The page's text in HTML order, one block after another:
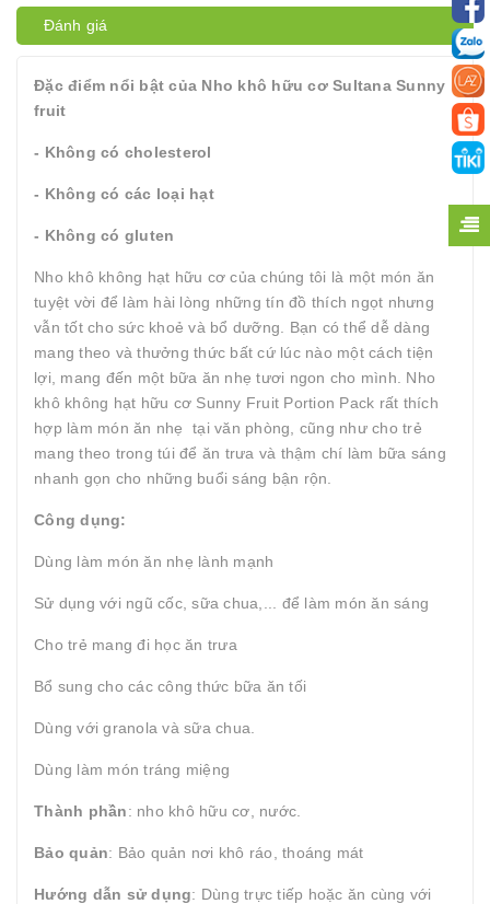
Đánh giá
Đặc điểm nổi bật của Nho khô hữu cơ Sultana Sunny
fruit
- Không có cholesterol
- Không có các loại hạt
- Không có gluten
Nho khô không hạt hữu cơ của chúng tôi là một món ăn
tuyệt vời để làm hài lòng những tín đồ thích ngọt nhưng
vẫn tốt cho sức khoẻ và bổ dưỡng. Bạn có thể dễ dàng
mang theo và thưởng thức bất cứ lúc nào một cách tiện
lợi, mang đến một bữa ăn nhẹ tươi ngon cho mình. Nho
khô không hạt hữu cơ Sunny Fruit Portion Pack rất thích
hợp làm món ăn nhẹ tại văn phòng, cũng như cho trẻ
mang theo trong túi để ăn trưa và thậm chí làm bữa sáng
nhanh gọn cho những buổi sáng bận rộn.
Công dụng:
Dùng làm món ăn nhẹ lành mạnh
Sử dụng với ngũ cốc, sữa chua,... để làm món ăn sáng
Cho trẻ mang đi học ăn trưa
Bổ sung cho các công thức bữa ăn tối
Dùng với granola và sữa chua.
Dùng làm món tráng miệng
Thành phần: nho khô hữu cơ, nước.
Bảo quản: Bảo quản nơi khô ráo, thoáng mát
Hướng dẫn sử dụng: Dùng trực tiếp hoặc ăn cùng với